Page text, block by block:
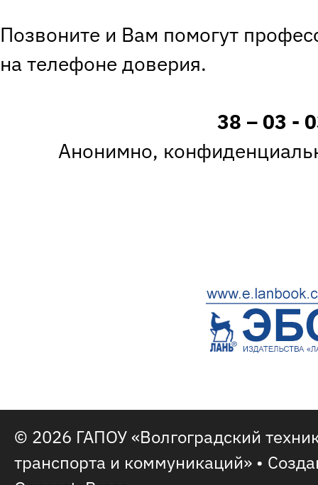
Позвоните и Вам помогут
на телефоне доверия.
38 – 03 -
Анонимно,
© 2026 ГАПОУ «Волгоградский
транспорта и коммуникаций» •